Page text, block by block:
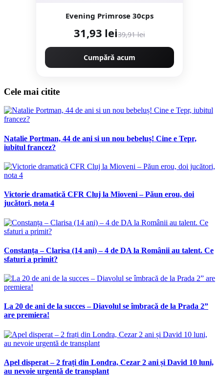
Evening Primrose 30cps
31,93 lei39,91 lei
Cumpără acum
Cele mai citite
Natalie Portman, 44 de ani si un nou bebeluș! Cine e Tepr,
iubitul francez?
Victorie dramatică CFR Cluj la Mioveni – Păun erou, doi
jucători, nota 4
Constanța – Clarisa (14 ani) – 4 de DA la Românii au talent. Ce
sfaturi a primit?
La 20 de ani de la succes – Diavolul se îmbracă de la Prada 2”
are premiera!
Apel disperat – 2 frați din Londra, Cezar 2 ani și David 10 luni,
au nevoie urgentă de transplant